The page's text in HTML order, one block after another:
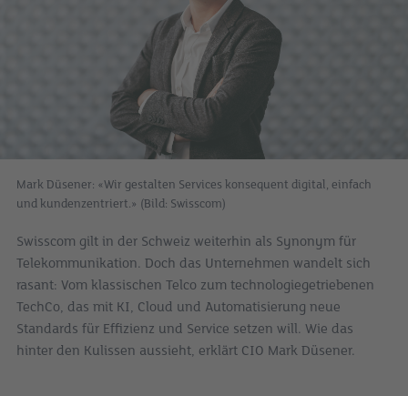
Mark Düsener: «Wir gestalten Services konsequent digital, einfach
und kundenzentriert.» (Bild: Swisscom)
Swisscom gilt in der Schweiz weiterhin als Synonym für
Telekommunikation. Doch das Unternehmen wandelt sich
rasant: Vom klassischen Telco zum technologiegetriebenen
TechCo, das mit KI, Cloud und Automatisierung neue
Standards für Effizienz und Service setzen will. Wie das
hinter den Kulissen aussieht, erklärt CIO Mark Düsener.